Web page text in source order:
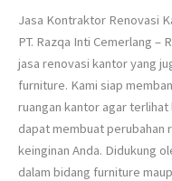
Jasa Kontraktor Renovasi
PT. Razqa Inti Cemerlang –
jasa renovasi kantor yang
furniture. Kami siap
ruangan kantor agar terlihat
dapat membuat perubahan
keinginan Anda. Didukung
dalam bidang furniture